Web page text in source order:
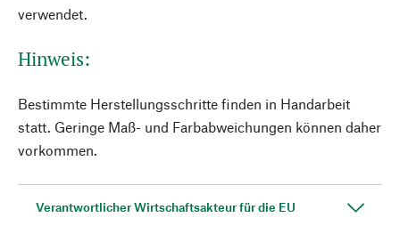
verwendet.
Hinweis:
Bestimmte Herstellungsschritte finden in Handarbeit
statt. Geringe Maß- und Farbabweichungen können daher
vorkommen.
Verantwortlicher Wirtschaftsakteur für die EU